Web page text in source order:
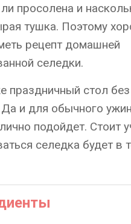
просолена и
тушка. Поэтому
рецепт домашней
селедки.
праздничный стол без
и для обычного
подойдет. Стоит
селедка будет в